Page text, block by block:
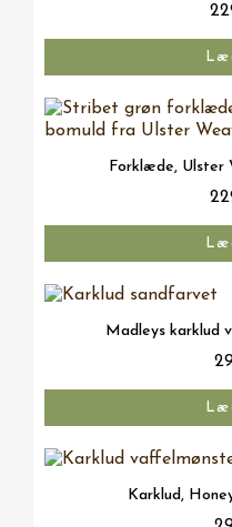
Forklæde, Ulster
Madleys karklud
Karklud,